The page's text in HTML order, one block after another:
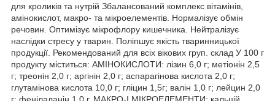
для кроликів та нутрій Збалансований комплекс вітамінів,
амінокислот, макро- та мікроелементів. Нормалізує обмін
речовин. Оптимізує мікрофлору кишечника. Нейтралізує
наслідки стресу у тварин. Поліпшує якість тваринницької
продукції. Рекомендований для всіх вікових груп. склад У 100 г
продукту міститься: АМІНОКИСЛОТИ: лізин 6,0 г; метіонін 2,5
г; треонін 2,0 г; аргінін 2,0 г; аспарагінова кислота 2,0 г;
глутамінова кислота 10,0 г; гліцин 1,5г; валін 1,0 г; лейцин 2,0
г; фенілаланін 1,0 г. МАКРО-І МІКРОЕЛЕМЕНТИ: кальцій